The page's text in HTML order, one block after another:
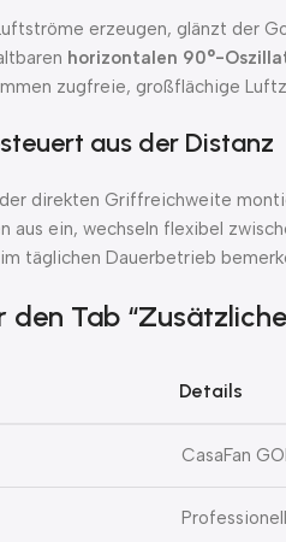
erzeugen, glänzt der
horizontalen 90°-
zugfreie, großflächige
aus der Distanz
direkten Griffreichweite
ein, wechseln flexibel
täglichen Dauerbetrieb
den Tab
Details
CasaFan